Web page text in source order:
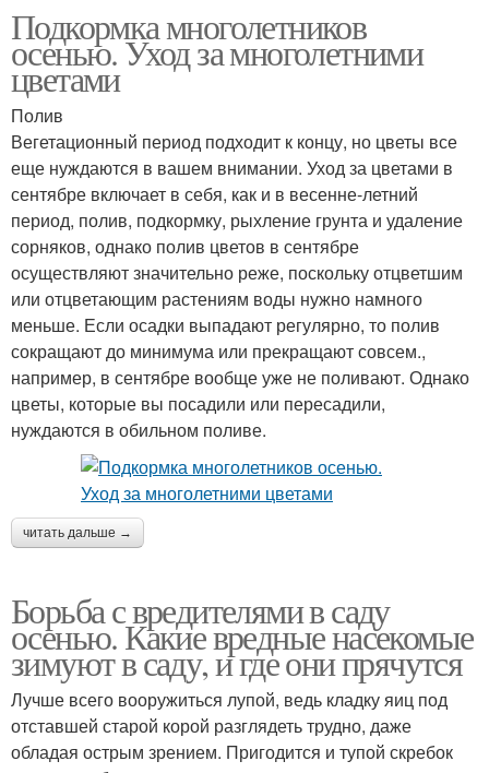
Подкормка многолетников
осенью. Уход за многолетними
цветами
Полив
Вегетационный период подходит к концу, но цветы все
еще нуждаются в вашем внимании. Уход за цветами в
сентябре включает в себя, как и в весенне-летний
период, полив, подкормку, рыхление грунта и удаление
сорняков, однако полив цветов в сентябре
осуществляют значительно реже, поскольку отцветшим
или отцветающим растениям воды нужно намного
меньше. Если осадки выпадают регулярно, то полив
сокращают до минимума или прекращают совсем.,
например, в сентябре вообще уже не поливают. Однако
цветы, которые вы посадили или пересадили,
нуждаются в обильном поливе.
читать дальше →
Борьба с вредителями в саду
осенью. Какие вредные насекомые
зимуют в саду, и где они прячутся
Лучше всего вооружиться лупой, ведь кладку яиц под
отставшей старой корой разглядеть трудно, даже
обладая острым зрением. Пригодится и тупой скребок